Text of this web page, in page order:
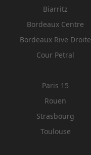
Biarritz
Bordeaux Centre
Bordeaux Rive Droite
Cour Petral
Paris 15
Rouen
Strasbourg
Toulouse